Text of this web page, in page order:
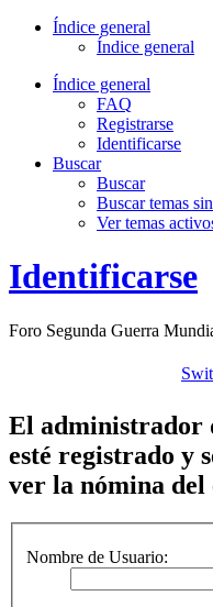
Índice general
Índice general
Índice general
FAQ
Registrarse
Identificarse
Buscar
Buscar
Buscar temas
Ver temas
Identificarse
Foro Segunda Guerra
El administrador
esté registrado y
ver la nómina del
Nombre de Usuario: